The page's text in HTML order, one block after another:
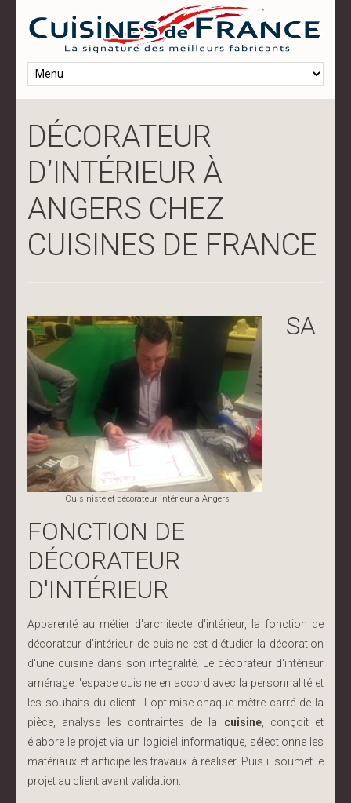
DÉCORATEUR
D’INTÉRIEUR À
ANGERS CHEZ
CUISINES DE FRANCE
Cuisiniste et décorateur intérieur à Angers
SA
FONCTION DE
DÉCORATEUR
D'INTÉRIEUR
Apparenté au métier d'architecte d'intérieur, la fonction de
décorateur d'intérieur de cuisine est d'étudier la décoration
d'une cuisine dans son intégralité. Le décorateur d'intérieur
aménage l'espace cuisine en accord avec la personnalité et
les souhaits du client. Il optimise chaque mètre carré de la
pièce, analyse les contraintes de la cuisine, conçoit et
élabore le projet via un logiciel informatique, sélectionne les
matériaux et anticipe les travaux à réaliser. Puis il soumet le
projet au client avant validation.